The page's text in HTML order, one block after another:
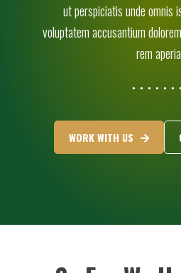
ut perspiciatis unde omnis
voluptatem accusantium
rem aperia
WORK WITH US